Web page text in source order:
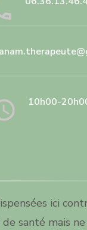
10h00-
ici
santé mais